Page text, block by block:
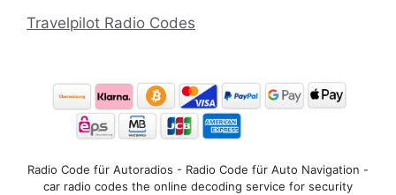
Travelpilot Radio Codes
Radio Code für Autoradios - Radio Code für Auto Navigation -
car radio codes the online decoding service for security